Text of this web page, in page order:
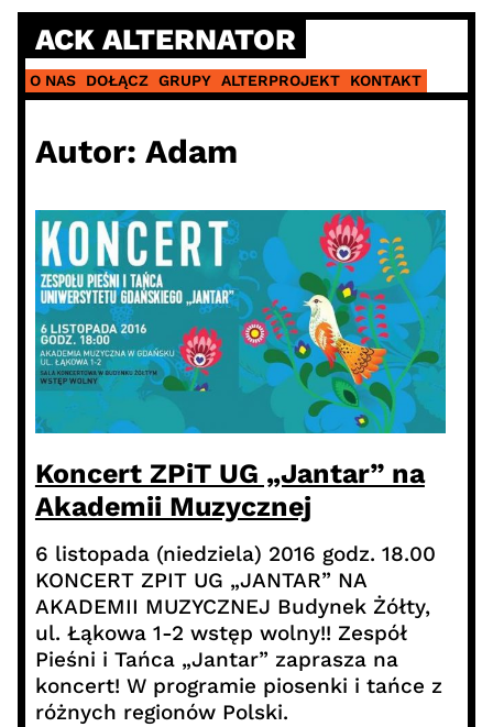
Skip
content
ACK ALTERNATOR
O NAS DOŁĄCZ GRUPY ALTERPROJEKT KONTAKT
Autor: Adam
Koncert ZPiT UG „Jantar” na
Akademii Muzycznej
6 listopada (niedziela) 2016 godz. 18.00
KONCERT ZPIT UG „JANTAR” NA
AKADEMII MUZYCZNEJ Budynek Żółty,
ul. Łąkowa 1-2 wstęp wolny!! Zespół
Pieśni i Tańca „Jantar” zaprasza na
koncert! W programie piosenki i tańce z
różnych regionów Polski.